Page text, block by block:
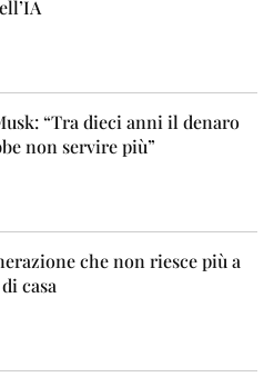
“Tra dieci anni il denaro
non servire più”
che non riesce più a
casa